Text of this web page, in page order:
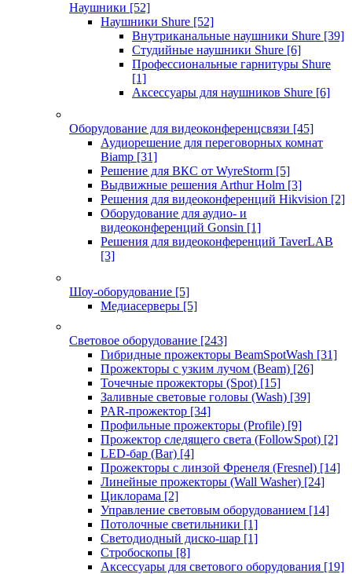
Наушники [52]
Наушники Shure [52]
Внутриканальные наушники Shure [39]
Студийные наушники Shure [6]
Профессиональные гарнитуры Shure
[1]
Аксессуары для наушников Shure [6]
Оборудование для видеоконференцсвязи [45]
Аудиорешение для переговорных комнат
Biamp [31]
Решение для ВКС от WyreStorm [5]
Выдвижные решения Arthur Holm [3]
Решения для видеоконференций Hikvision [2]
Оборудование для аудио- и
видеоконференций Gonsin [1]
Решения для видеоконференций TaverLAB
[3]
Шоу-оборудование [5]
Медиасерверы [5]
Световое оборудование [243]
Гибридные прожекторы BeamSpotWash [31]
Прожекторы с узким лучом (Beam) [26]
Точечные прожекторы (Spot) [15]
Заливные световые головы (Wash) [39]
PAR-прожектор [34]
Профильные прожекторы (Profile) [9]
Прожектор следящего света (FollowSpot) [2]
LED-бар (Bar) [4]
Прожекторы с линзой Френеля (Fresnel) [14]
Линейные прожекторы (Wall Washer) [24]
Циклорама [2]
Управление световым оборудованием [14]
Потолочные светильники [1]
Светодиодный диско-шар [1]
Стробоскопы [8]
Аксессуары для светового оборудования [19]